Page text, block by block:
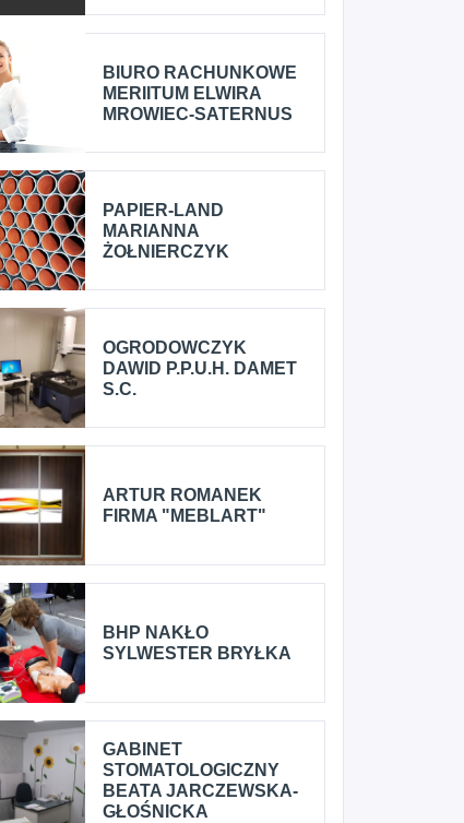
BIURO RACHUNKOWE
MERIITUM ELWIRA
MROWIEC-SATERNUS
PAPIER-LAND
MARIANNA
ŻOŁNIERCZYK
OGRODOWCZYK
DAWID P.P.U.H. DAMET
S.C.
ARTUR ROMANEK
FIRMA "MEBLART"
BHP NAKŁO
SYLWESTER BRYŁKA
GABINET
STOMATOLOGICZNY
BEATA JARCZEWSKA-
GŁOŚNICKA